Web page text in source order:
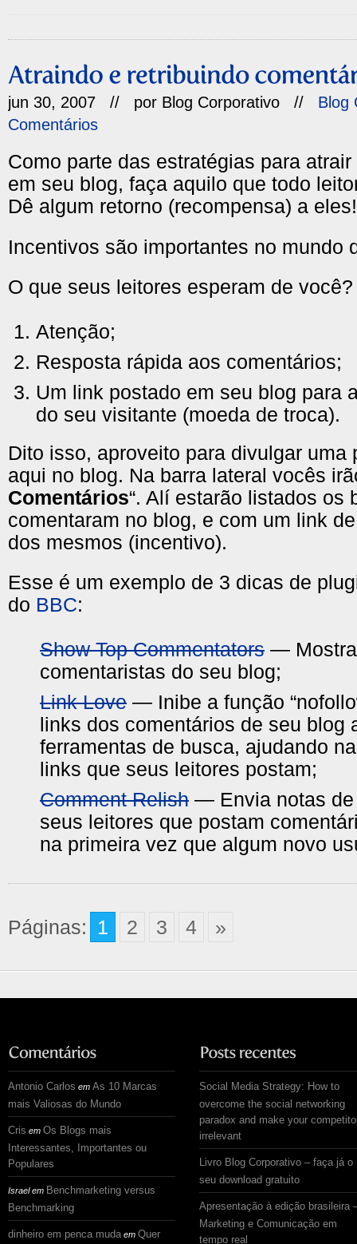
jun 30, 2007 // por Blog Corporativo // Blog
Comentários
Como parte das estratégias para
em seu blog, faça aquilo que todo
Dê algum retorno (recompensa) a eles!
Incentivos são importantes no mundo
O que seus leitores esperam de você?
Atenção;
Resposta rápida aos comentários;
Um link postado em seu blog para
do seu visitante (moeda de troca).
Dito isso, aproveito para divulgar uma
aqui no blog. Na barra lateral vocês
Comentários“. Alí estarão listados os
comentaram no blog, e com um link
dos mesmos (incentivo).
Esse é um exemplo de 3 dicas de
do BBC:
Show Top Commentators —
comentaristas do seu blog;
Link Love — Inibe a função
links dos comentários de seu blog
ferramentas de busca, ajudando
links que seus leitores postam;
Comment Relish — Envia notas de
seus leitores que postam
na primeira vez que algum novo
Páginas: 1 2 3 4 »
Antonio Carlos em As 10 Marcas
mais Valiosas do Mundo
Cris em Os Blogs mais
Interessantes, Importantes ou
Populares
Israelem Benchmarketing versus
Benchmarking
dinheiro em penca muda em Quer
Social Media Strategy: How to
overcome the social networking
paradox and make your
irrelevant
Livro Blog Corporativo – faça já o
seu download gratuito
Apresentação à edição brasileira
Marketing e Comunicação em
tempo real